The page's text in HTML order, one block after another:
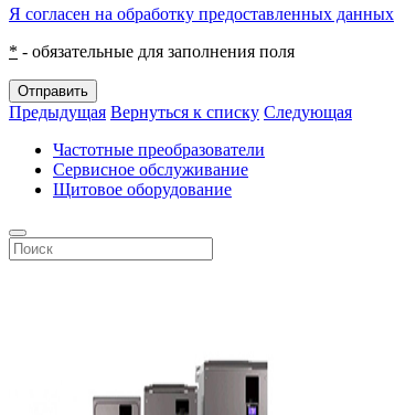
Я согласен на обработку предоставленных данных
* - обязательные для заполнения поля
Отправить
Предыдущая Вернуться к списку Следующая
Частотные преобразователи
Сервисное обслуживание
Щитовое оборудование